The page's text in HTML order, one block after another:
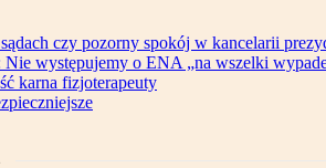
czy pozorny spokój w kancelarii
Nie występujemy o ENA „na wszelki
karna fizjoterapeuty